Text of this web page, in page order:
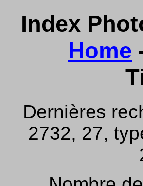
Index
Home
Dernières
2732, 27,